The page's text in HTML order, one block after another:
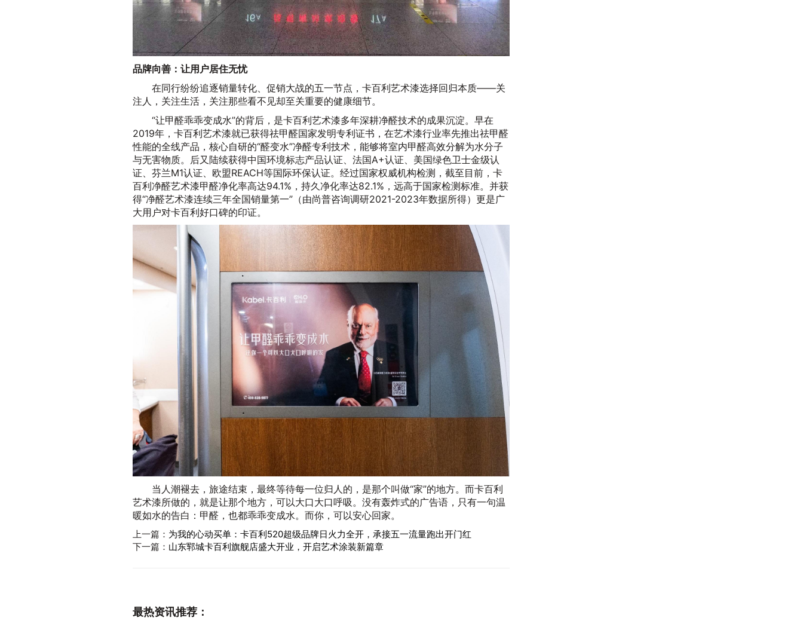
品牌向善：让用户居住无忧
在同行纷纷追逐销量转化、促销大战的五一节点，卡百利艺术漆选择回归本质——关
注人，关注生活，关注那些看不见却至关重要的健康细节。
“让甲醛乖乖变成水”的背后，是卡百利艺术漆多年深耕净醛技术的成果沉淀。早在
2019年，卡百利艺术漆就已获得祛甲醛国家发明专利证书，在艺术漆行业率先推出祛甲醛
性能的全线产品，核心自研的“醛变水”净醛专利技术，能够将室内甲醛高效分解为水分子
与无害物质。后又陆续获得中国环境标志产品认证、法国A+认证、美国绿色卫士金级认
证、芬兰M1认证、欧盟REACH等国际环保认证。经过国家权威机构检测，截至目前，卡
百利净醛艺术漆甲醛净化率高达94.1%，持久净化率达82.1%，远高于国家检测标准。并获
得“净醛艺术漆连续三年全国销量第一”（由尚普咨询调研2021-2023年数据所得）更是广
大用户对卡百利好口碑的印证。
当人潮褪去，旅途结束，最终等待每一位归人的，是那个叫做“家”的地方。而卡百利
艺术漆所做的，就是让那个地方，可以大口大口呼吸。没有轰炸式的广告语，只有一句温
暖如水的告白：甲醛，也都乖乖变成水。而你，可以安心回家。
上一篇： 为我的心动买单：卡百利520超级品牌日火力全开，承接五一流量跑出开门红
下一篇： 山东郓城卡百利旗舰店盛大开业，开启艺术涂装新篇章
最热资讯推荐：